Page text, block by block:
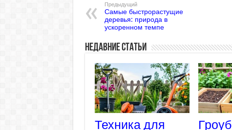
Предыдущий
Самые быстрорастущие
деревья: природа в
ускоренном темпе
Недавние статьи
Техника для